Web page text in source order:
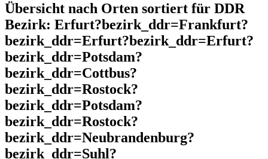
Übersicht nach Orten sortiert für DDR
Bezirk: Erfurt?bezirk_ddr=Frankfurt?
bezirk_ddr=Erfurt?bezirk_ddr=Erfurt?
bezirk_ddr=Potsdam?
bezirk_ddr=Cottbus?
bezirk_ddr=Rostock?
bezirk_ddr=Potsdam?
bezirk_ddr=Rostock?
bezirk_ddr=Neubrandenburg?
bezirk_ddr=Suhl?